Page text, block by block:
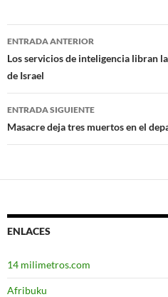
Navegación
de
entradas
ENTRADA ANTERIOR
Los servicios de inteligencia libran
de Israel
ENTRADA SIGUIENTE
Masacre deja tres muertos en el
ENLACES
14 milimetros.com
Afribuku